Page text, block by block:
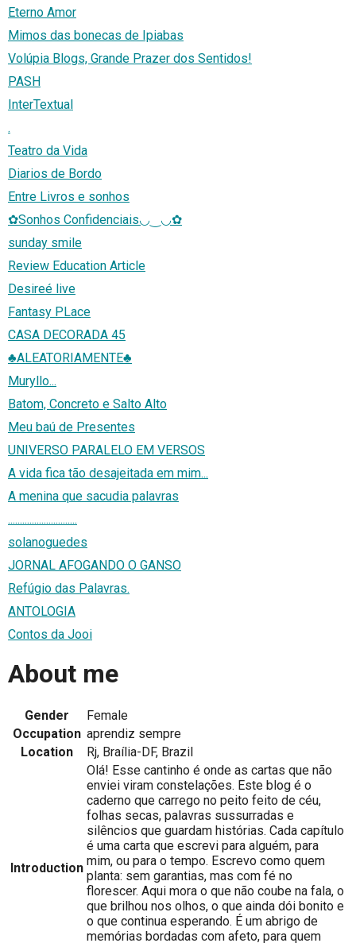
Eterno Amor
Mimos das bonecas de Ipiabas
Volúpia Blogs, Grande Prazer dos Sentidos!
PASH
InterTextual
.
Teatro da Vida
Diarios de Bordo
Entre Livros e sonhos
✿Sonhos Confidenciais◡‿◡✿
sunday smile
Review Education Article
Desireé live
Fantasy PLace
CASA DECORADA 45
♣ALEATORIAMENTE♣
Muryllo...
Batom, Concreto e Salto Alto
Meu baú de Presentes
UNIVERSO PARALELO EM VERSOS
A vida fica tão desajeitada em mim...
A menina que sacudia palavras
.............................
solanoguedes
JORNAL AFOGANDO O GANSO
Refúgio das Palavras.
ANTOLOGIA
Contos da Jooi
About me
Gender
Female
Occupation aprendiz sempre
Location
Rj, Braília-DF, Brazil
Introduction
Olá! Esse cantinho é onde as cartas que não
enviei viram constelações. Este blog é o
caderno que carrego no peito feito de céu,
folhas secas, palavras sussurradas e
silêncios que guardam histórias. Cada capítulo
é uma carta que escrevi para alguém, para
mim, ou para o tempo. Escrevo como quem
planta: sem garantias, mas com fé no
florescer. Aqui mora o que não coube na fala, o
que brilhou nos olhos, o que ainda dói bonito e
o que continua esperando. É um abrigo de
memórias bordadas com afeto, para quem